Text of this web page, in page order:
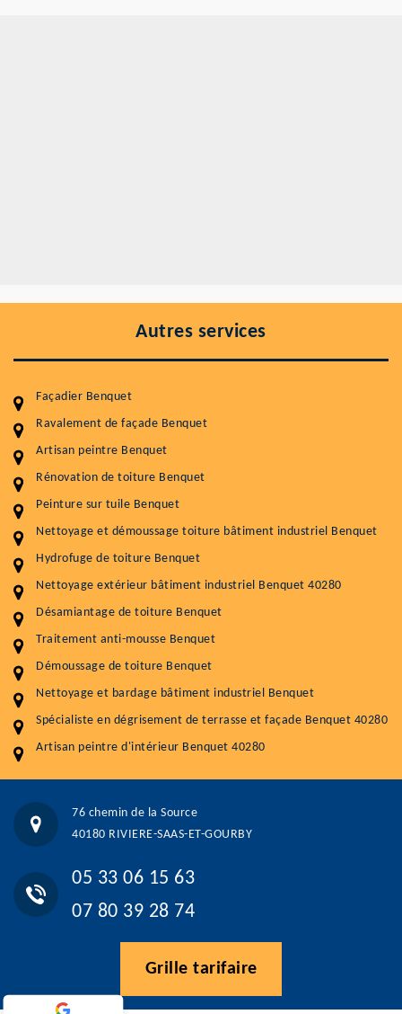
Autres services
Façadier Benquet
Ravalement de façade Benquet
Artisan peintre Benquet
Rénovation de toiture Benquet
Peinture sur tuile Benquet
Nettoyage et démoussage toiture bâtiment industriel Benquet
Hydrofuge de toiture Benquet
Nettoyage extérieur bâtiment industriel Benquet 40280
Désamiantage de toiture Benquet
Traitement anti-mousse Benquet
Démoussage de toiture Benquet
Nettoyage et bardage bâtiment industriel Benquet
Spécialiste en dégrisement de terrasse et façade Benquet 40280
Artisan peintre d'intérieur Benquet 40280
76 chemin de la Source
40180 RIVIERE-SAAS-ET-GOURBY
05 33 06 15 63
07 80 39 28 74
Grille tarifaire
Entretenir votre toiture, c'est préserver sa
durabilité
Plus de 15 ans d'expérience en couverture et facade
Service
Nettoyageb toiture
Démoussage toiture
Traitement hydrofuge toiture
4 € / m²
5.0 (118avis)
Artisant local recommander
76 chemin de la Source 40180 RIVIERE-SAAS-ET-GOURBY